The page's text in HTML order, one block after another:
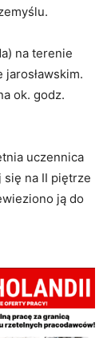
na terenie
jarosławskim.
ok. godz.
uczennica
się na II piętrze
ją do